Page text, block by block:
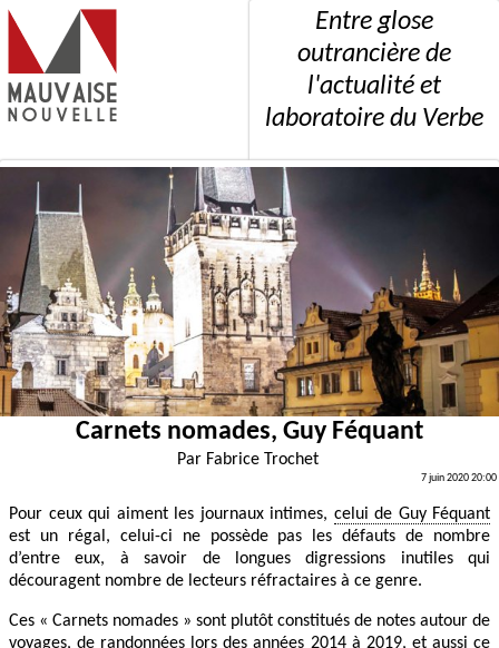
Entre glose
outrancière de
l'actualité et
laboratoire du Verbe
Carnets nomades, Guy Féquant
Par Fabrice Trochet
7 juin 2020 20:00
Pour ceux qui aiment les journaux intimes, celui de Guy Féquant
est un régal, celui-ci ne possède pas les défauts de nombre
d’entre eux, à savoir de longues digressions inutiles qui
découragent nombre de lecteurs réfractaires à ce genre.
Ces « Carnets nomades » sont plutôt constitués de notes autour de
voyages, de randonnées lors des années 2014 à 2019, et aussi ce